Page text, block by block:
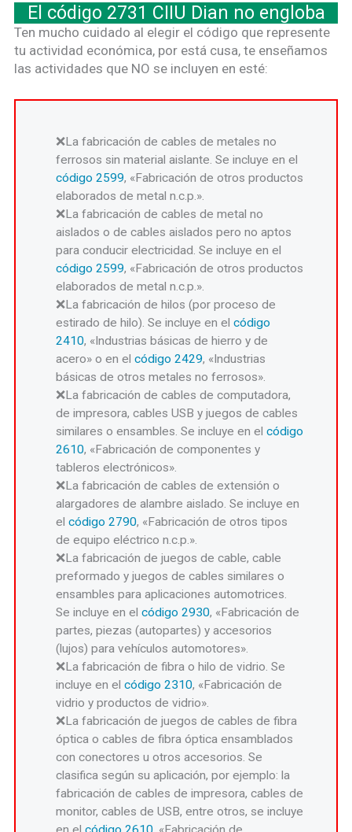
El código 2731 CIIU Dian no engloba
Ten mucho cuidado al elegir el código que represente
tu actividad económica, por está cusa, te enseñamos
las actividades que NO se incluyen en esté:
La fabricación de cables de metales no
ferrosos sin material aislante. Se incluye en el
código 2599, «Fabricación de otros productos
elaborados de metal n.c.p.».
La fabricación de cables de metal no
aislados o de cables aislados pero no aptos
para conducir electricidad. Se incluye en el
código 2599, «Fabricación de otros productos
elaborados de metal n.c.p.».
La fabricación de hilos (por proceso de
estirado de hilo). Se incluye en elcódigo
2410, «Industrias básicas de hierro y de
acero» o en elcódigo 2429, «Industrias
básicas de otros metales no ferrosos».
La fabricación de cables de computadora,
de impresora, cables USB y juegos de cables
similares o ensambles. Se incluye en elcódigo
2610, «Fabricación de componentes y
tableros electrónicos».
La fabricación de cables de extensión o
alargadores de alambre aislado. Se incluye en
elcódigo 2790, «Fabricación de otros tipos
de equipo eléctrico n.c.p.».
La fabricación de juegos de cable, cable
preformado y juegos de cables similares o
ensambles para aplicaciones automotrices.
Se incluye en elcódigo 2930, «Fabricación de
partes, piezas (autopartes) y accesorios
(lujos) para vehículos automotores».
La fabricación de fibra o hilo de vidrio. Se
incluye en elcódigo 2310, «Fabricación de
vidrio y productos de vidrio».
La fabricación de juegos de cables de fibra
óptica o cables de fibra óptica ensamblados
con conectores u otros accesorios. Se
clasifica según su aplicación, por ejemplo: la
fabricación de cables de impresora, cables de
monitor, cables de USB, entre otros, se incluye